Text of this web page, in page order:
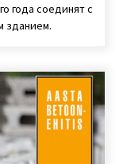
года соединят с
зданием.